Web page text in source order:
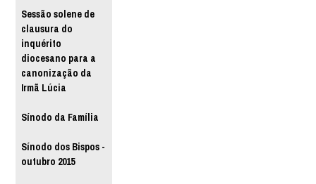
Sessão solene de
clausura do
inquérito
diocesano para a
canonização da
Irmã Lúcia
Sínodo da Família
Sínodo dos Bispos -
outubro 2015